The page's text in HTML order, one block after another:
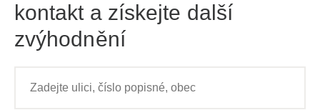
kontakt a získejte další
zvýhodnění